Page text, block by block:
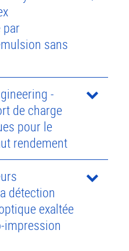
par
sans
-
de charge
pour le
rendement
détection
exaltée
impression